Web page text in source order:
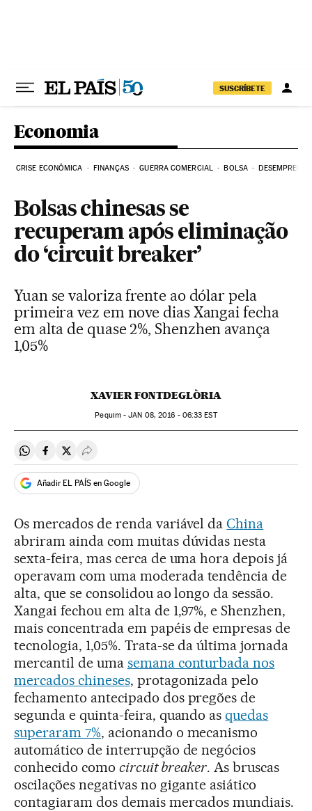
SUSCRÍBETE
Economia
CRISE ECONÔMICA FINANÇAS GUERRA COMERCIAL BOLSA DESEMPREGO
Bolsas chinesas se
recuperam após eliminação
do ‘circuit breaker’
Yuan se valoriza frente ao dólar pela
primeira vez em nove dias Xangai fecha
em alta de quase 2%, Shenzhen avança
1,05%
XAVIER FONTDEGLÒRIA
Pequim -JAN 08, 2016 - 06:33 EST
Compartir en Whatsapp
Compartir en Facebook
Compartir en Twitter
Desplegar Redes Sociales
Añadir EL PAÍS en Google
Os mercados de renda variável daChina
abriram ainda com muitas dúvidas nesta
sexta-feira, mas cerca de uma hora depois já
operavam com uma moderada tendência de
alta, que se consolidou ao longo da sessão.
Xangai fechou em alta de 1,97%, e Shenzhen,
mais concentrada em papéis de empresas de
tecnologia, 1,05%. Trata-se da última jornada
mercantil de uma semana conturbada nos
mercados chineses, protagonizada pelo
fechamento antecipado dos pregões de
segunda e quinta-feira, quando asquedas
superaram 7%, acionando o mecanismo
automático de interrupção de negócios
conhecido como circuit breaker. As bruscas
oscilações negativas no gigante asiático
contagiaram dos demais mercados mundiais.